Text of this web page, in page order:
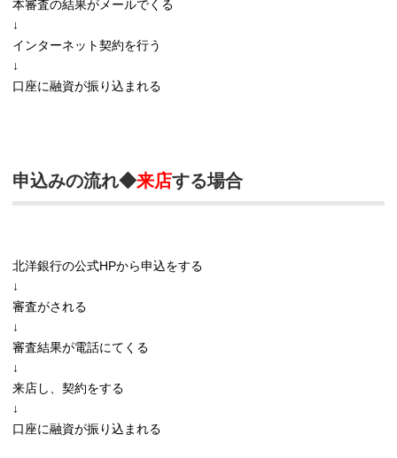
本審査の結果がメールでくる
↓
インターネット契約を行う
↓
口座に融資が振り込まれる
申込みの流れ◆来店する場合
北洋銀行の公式HPから申込をする
↓
審査がされる
↓
審査結果が電話にてくる
↓
来店し、契約をする
↓
口座に融資が振り込まれる